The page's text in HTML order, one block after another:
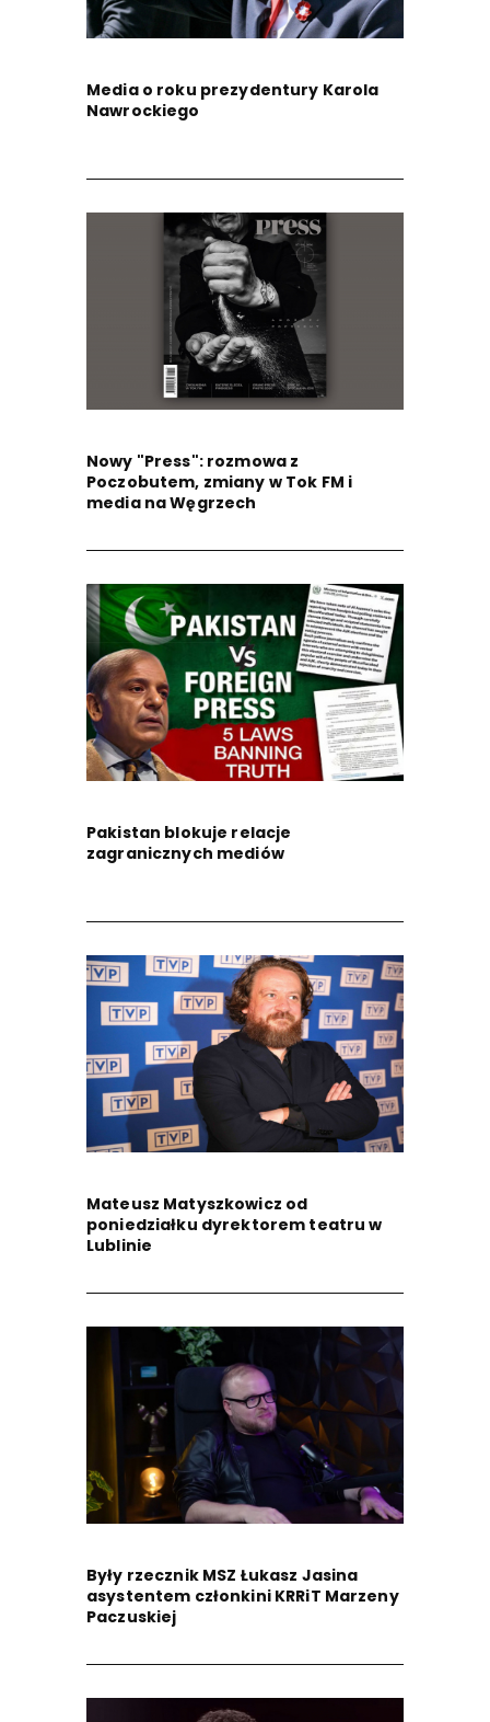
Media o roku prezydentury Karola
Nawrockiego
Nowy "Press": rozmowa z
Poczobutem, zmiany w Tok FM i
media na Węgrzech
Pakistan blokuje relacje
zagranicznych mediów
Mateusz Matyszkowicz od
poniedziałku dyrektorem teatru w
Lublinie
Były rzecznik MSZ Łukasz Jasina
asystentem członkini KRRiT Marzeny
Paczuskiej